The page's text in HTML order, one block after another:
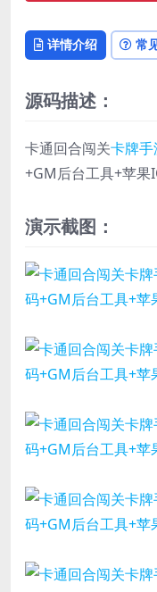
详情介绍 常
源码描述：
卡通回合闯关卡牌手
+GM后台工具+苹果
演示截图：